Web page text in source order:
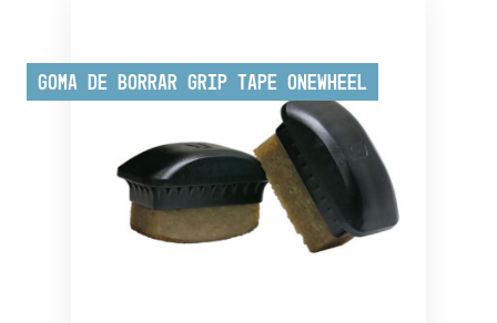
Goma de borrar Grip Tape Onewheel